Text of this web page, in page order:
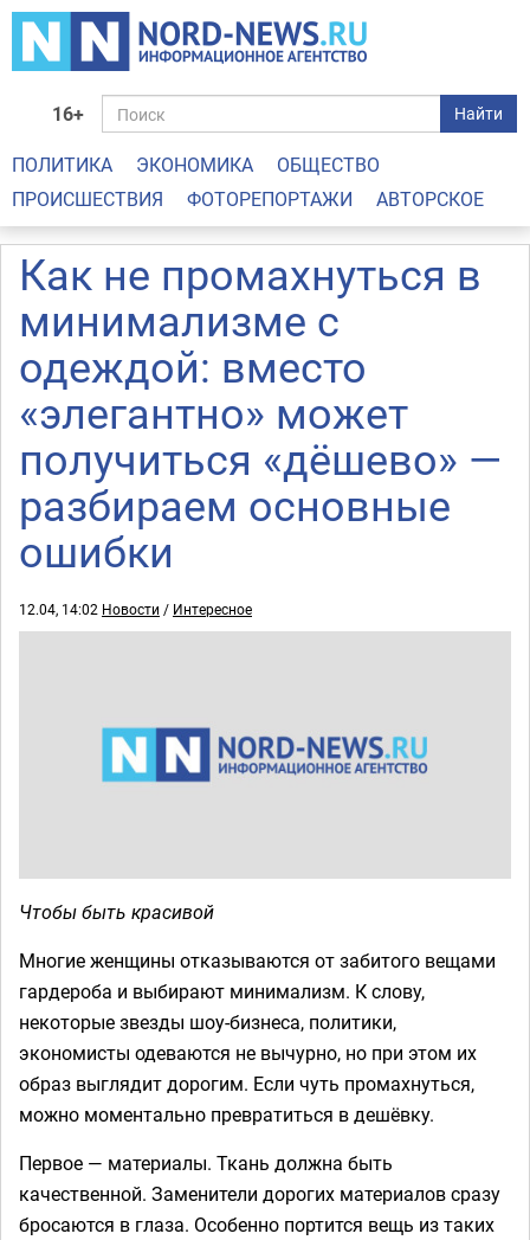
16+ Найти
ПОЛИТИКА ЭКОНОМИКА
ОБЩЕСТВО
ПРОИСШЕСТВИЯ
ФОТОРЕПОРТАЖИ АВТОРСКОЕ
Как не промахнуться в
минимализме с
одеждой: вместо
«элегантно» может
получиться «дёшево» —
разбираем основные
ошибки
12.04, 14:02 Новости / Интересное
Чтобы быть красивой
Многие женщины отказываются от забитого вещами
гардероба и выбирают минимализм. К слову,
некоторые звезды шоу-бизнеса, политики,
экономисты одеваются не вычурно, но при этом их
образ выглядит дорогим. Если чуть промахнуться,
можно моментально превратиться в дешёвку.
Первое — материалы. Ткань должна быть
качественной. Заменители дорогих материалов сразу
бросаются в глаза. Особенно портится вещь из таких